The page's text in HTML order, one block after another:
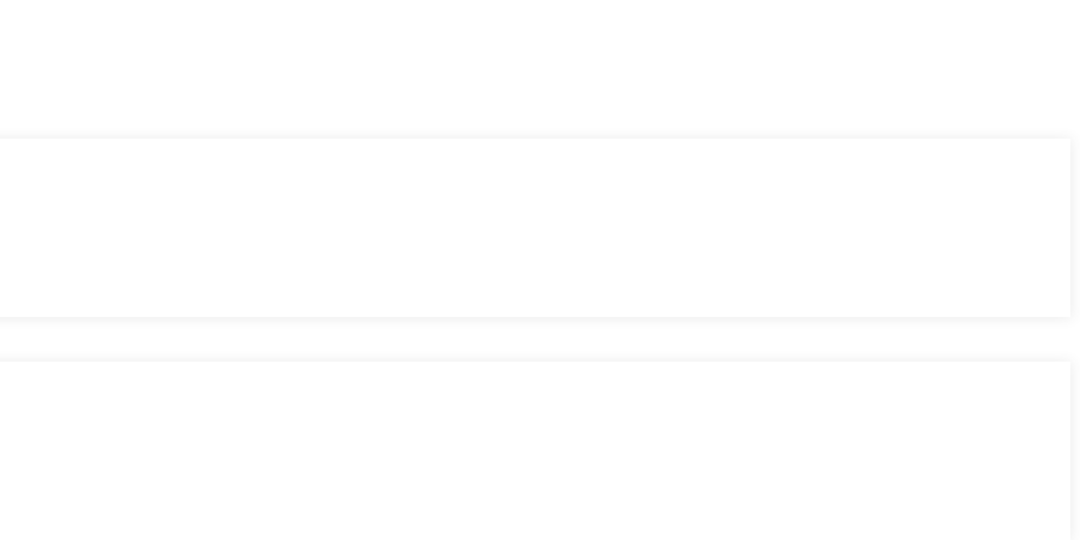
sans complications.
du marché.
des plateformes et des dApps.